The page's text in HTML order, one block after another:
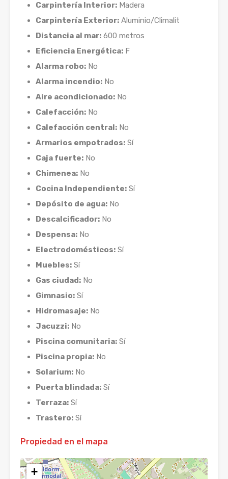
Carpintería Interior: Madera
Carpintería Exterior: Aluminio/Climalit
Distancia al mar: 600 metros
Eficiencia Energética: F
Alarma robo: No
Alarma incendio: No
Aire acondicionado: No
Calefacción: No
Calefacción central: No
Armarios empotrados: Sí
Caja fuerte: No
Chimenea: No
Cocina Independiente: Sí
Depósito de agua: No
Descalcificador: No
Despensa: No
Electrodomésticos: Sí
Muebles: Sí
Gas ciudad: No
Gimnasio: Sí
Hidromasaje: No
Jacuzzi: No
Piscina comunitaria: Sí
Piscina propia: No
Solarium: No
Puerta blindada: Sí
Terraza: Sí
Trastero: Sí
Propiedad en el mapa
+